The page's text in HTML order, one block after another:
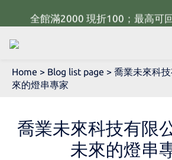
新年佈置規劃 歡迎聯繫
全館滿2000 現折100；最高可
Home > Blog list page > 喬業未來科
來的燈串專家
喬業未來科技有限
未來的燈串